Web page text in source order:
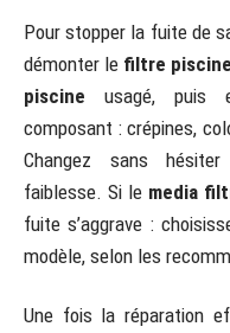
Pour stopper la fuite de
démonter le filtre piscine
piscine usagé, puis
composant : crépines,
Changez sans
faiblesse. Si le media
fuite s’aggrave :
modèle, selon les
Une fois la réparation